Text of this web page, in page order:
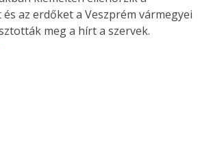
az erdőket a Veszprém vármegyei
meg a hírt a szervek.